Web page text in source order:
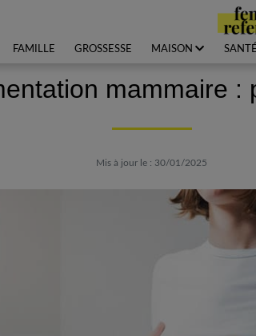
FAMILLE GROSSESSE MAISON
mammaire :
Mis à jour le : 30/01/2025